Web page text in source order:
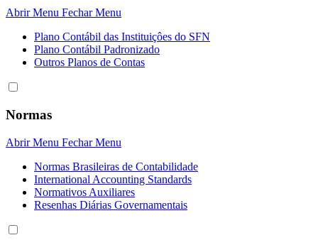
Abrir Menu Fechar Menu
Plano Contábil das Instituiçôes do SFN
Plano Contábil Padronizado
Outros Planos de Contas
Normas
Abrir Menu Fechar Menu
Normas Brasileiras de Contabilidade
International Accounting Standards
Normativos Auxiliares
Resenhas Diárias Governamentais